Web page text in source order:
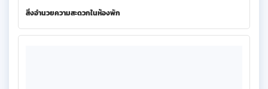
สิ่งอำนวยความสะดวกในห้องพัก